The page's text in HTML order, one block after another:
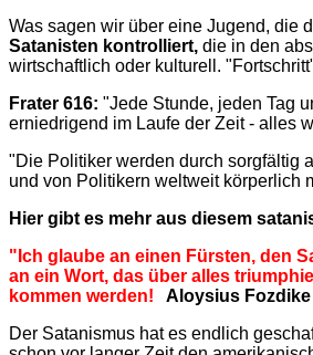
Was sagen wir über eine Jugend, die
Satanisten kontrolliert, die in den
wirtschaftlich oder kulturell.
Frater 616: "Jede Stunde, jeden Tag
erniedrigend im Laufe der Zeit - alles
"Die Politiker werden durch sorgfältig
und von Politikern weltweit körperlich
Hier gibt es mehr aus diesem
"Ich glaube an einen Fürsten, den
an ein Wort, das über alles
kommen werden! Aloysius Fozdike
Der Satanismus hat es endlich